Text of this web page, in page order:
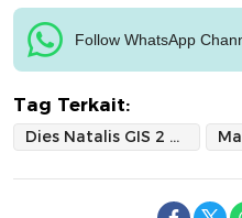
Follow WhatsApp
Tag Terkait:
Dies Natalis GIS 2 Serpong